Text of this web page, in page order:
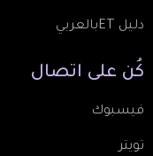
دليل ETبالعربي
كُن على اتصال
فيسبوك
تويتر